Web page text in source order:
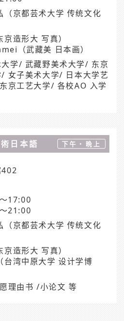
（京都芸术大学 传统文化
造形大 写真）
（武藏美 日本画）
大学/ 武藏野美术大学/ 东京
女子美术大学/ 日本大学艺
京工艺大学/ 各校AO 入学
日本語 下午・晩上
402
17:00
21:00
（京都芸术大学 传统文化
造形大 写真）
台湾中原大学 设计学博
理由书 /小论文 等